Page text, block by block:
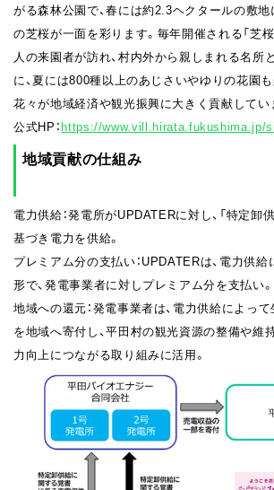
がる森林公園で、春には約2.3ヘクタールの敷
の芝桜が一面を彩ります。毎年開催される「芝
人の来園者が訪れ、村内外から親しまれる名所
に、夏には800種以上のあじさいやゆりの花園
花々が地域経済や観光振興に大きく貢献してい
公式HP：https://www.vill.hirata.fukushima.jp/
地域貢献の
電力供給：発電所がUPDATERに対し、「特定卸
基づき電力を供給。
プレミアム分の支払い：UPDATERは、電力供
形で、発電事業者に対しプレミアム分を支払い。
地域への還元：発電事業者は、電力供給によっ
を地域へ寄付し、平田村の観光資源の整備や維
力向上につながる取り組みに活用。